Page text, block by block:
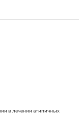
в лечении атипичных